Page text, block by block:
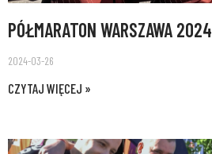
PÓŁMARATON WARSZAWA 2024
2024-03-26
CZYTAJ WIĘCEJ »